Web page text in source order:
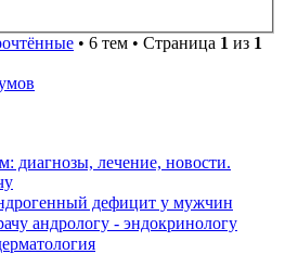
• 6 тем • Страница 1 из 1
диагнозы, лечение, новости.
дефицит у мужчин
андрологу - эндокринологу